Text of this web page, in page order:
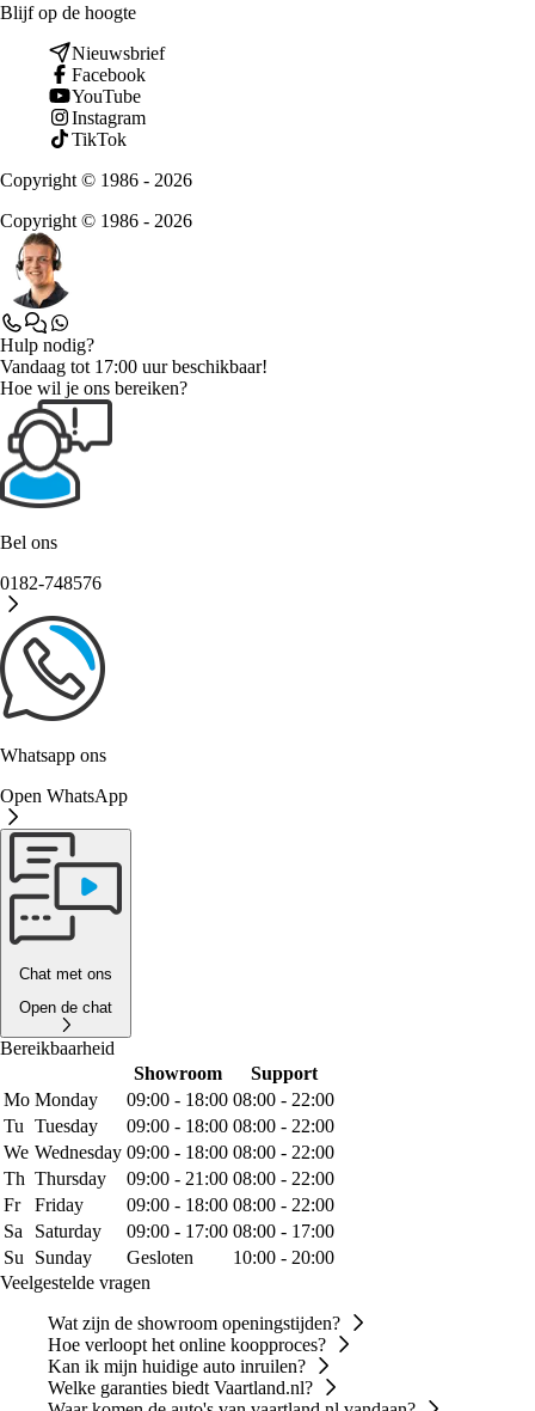
Blijf op de hoogte
Nieuwsbrief
Facebook
YouTube
Instagram
TikTok
Copyright © 1986 - 2026
Copyright © 1986 - 2026
Hulp nodig?
Vandaag tot 17:00 uur beschikbaar!
Hoe wil je ons bereiken?
Bel ons
0182-748576
Whatsapp ons
Open WhatsApp
Chat met ons
Open de chat
Bereikbaarheid
Showroom
Support
Mo Monday 09:00 - 18:00 08:00 - 22:00
Tu Tuesday 09:00 - 18:00 08:00 - 22:00
We Wednesday 09:00 - 18:00 08:00 - 22:00
Th Thursday 09:00 - 21:00 08:00 - 22:00
Fr
Friday 09:00 - 18:00 08:00 - 22:00
Sa
Saturday 09:00 - 17:00 08:00 - 17:00
Su
Sunday Gesloten
10:00 - 20:00
Veelgestelde vragen
Wat zijn de showroom openingstijden?
Hoe verloopt het online koopproces?
Kan ik mijn huidige auto inruilen?
Welke garanties biedt Vaartland.nl?